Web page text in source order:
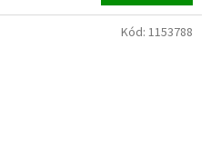
Kód: 1153788